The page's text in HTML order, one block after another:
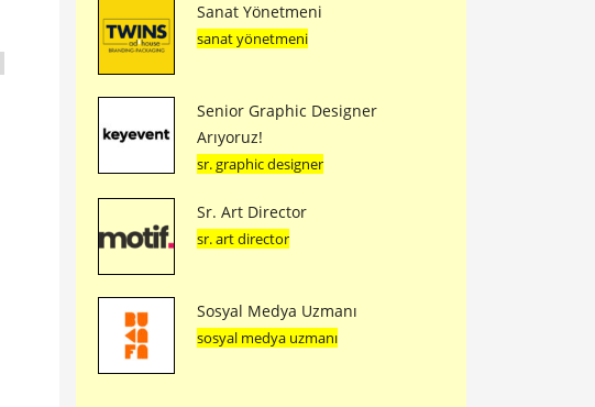
Sanat Yönetmeni
sanat yönetmeni
Senior Graphic Designer
Arıyoruz!
sr. graphic designer
Sr. Art Director
sr. art director
Sosyal Medya Uzmanı
sosyal medya uzmanı